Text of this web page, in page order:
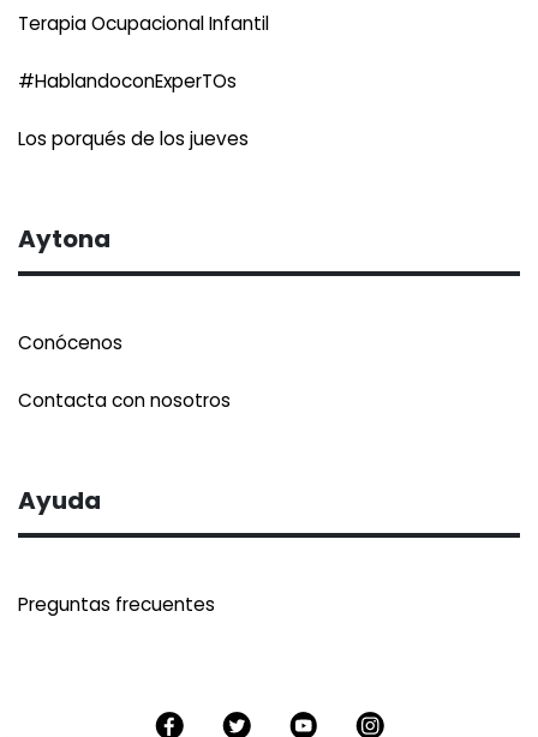
Terapia Ocupacional Infantil
#HablandoconExperTOs
Los porqués de los jueves
Aytona
Conócenos
Contacta con nosotros
Ayuda
Preguntas frecuentes